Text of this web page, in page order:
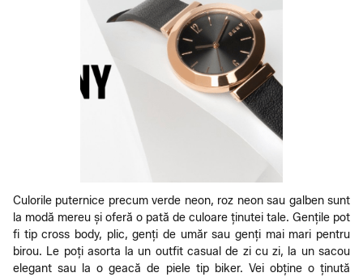
Culorile puternice precum verde neon, roz neon sau galben sunt
la modă mereu și oferă o pată de culoare ținutei tale. Gențile pot
fi tip cross body, plic, genți de umăr sau genți mai mari pentru
birou. Le poți asorta la un outfit casual de zi cu zi, la un sacou
elegant sau la o geacă de piele tip biker. Vei obține o ținută